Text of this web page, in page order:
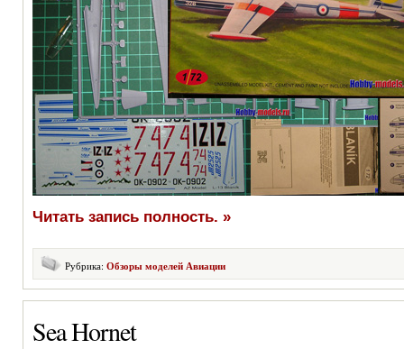
Читать запись полность. »
Рубрика: Обзоры моделей Авиации
Sea Hornet